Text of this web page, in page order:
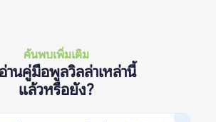
ค้นพบเพิ่มเติม
นคู่มือพูลวิลล่าเหล่านี้
แล้วหรือยัง?